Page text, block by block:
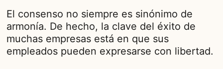
El consenso no siempre es sinónimo de
armonía. De hecho, la clave del éxito de
muchas empresas está en que sus
empleados pueden expresarse con libertad.